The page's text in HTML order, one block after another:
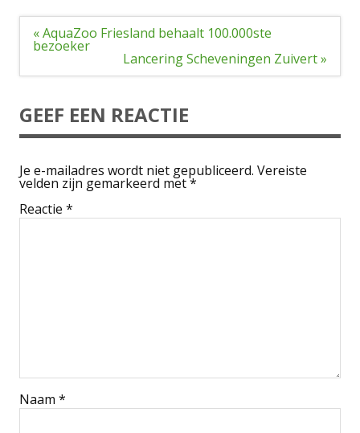
Bericht
navigatie
« AquaZoo Friesland behaalt 100.000ste
bezoeker
Lancering Scheveningen Zuivert »
GEEF EEN REACTIE
Je e-mailadres wordt niet gepubliceerd. Vereiste
velden zijn gemarkeerd met*
Reactie *
Naam *